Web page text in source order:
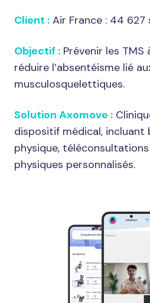
Client : Air France : 44 627
Objectif : Prévenir les
réduire l’absentéisme lié
musculosquelettiques.
Solution Axomove :
dispositif médical, incluant
physique,
physiques personnalisés.